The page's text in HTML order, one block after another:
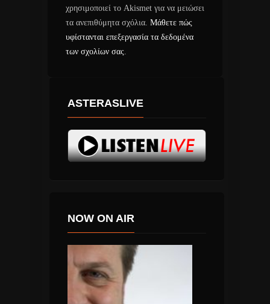
χρησιμοποιεί το Akismet για να μειώσει
τα ανεπιθύμητα σχόλια. Μάθετε πώς
υφίστανται επεξεργασία τα δεδομένα
των σχολίων σας.
ASTERASLIVE
NOW ON AIR